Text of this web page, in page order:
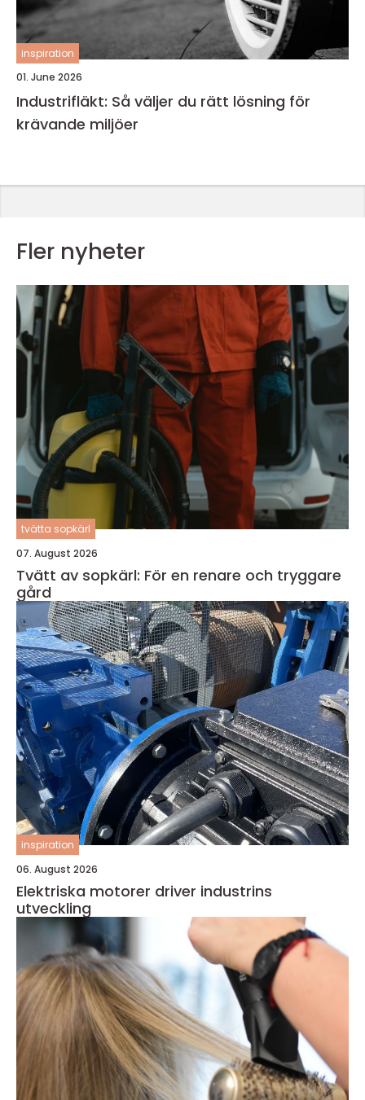
inspiration
01. June 2026
Industrifläkt: Så väljer du rätt lösning för
krävande miljöer
Fler nyheter
tvätta sopkärl
07. August 2026
Tvätt av sopkärl: För en renare och tryggare
gård
inspiration
06. August 2026
Elektriska motorer driver industrins
utveckling